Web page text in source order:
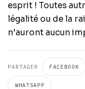
esprit ! Toutes
légalité ou de la
n’auront aucun
PARTAGER FACEBOOK
WHATSAPP